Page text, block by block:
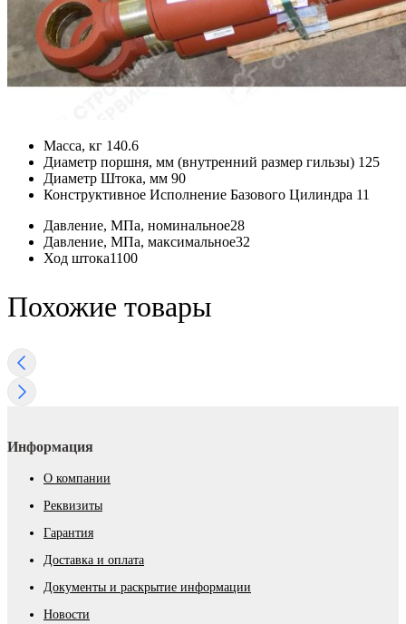
Масса, кг 140.6
Диаметр поршня, мм (внутренний размер гильзы) 125
Диаметр Штока, мм 90
Конструктивное Исполнение Базового Цилиндра 11
Давление, МПа, номинальное28
Давление, МПа, максимальное32
Ход штока1100
Похожие товары
Информация
О компании
Реквизиты
Гарантия
Доставка и оплата
Документы и раскрытие информации
Новости